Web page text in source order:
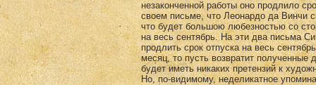
незаконченной работы оно продлило
своем письме, что Леонардо да Винчи
что будет большою любезностью со
на весь сентябрь. На эти два письма
продлить срок отпуска на весь
месяц, то пусть возвратит полученные
будет иметь никаких претензий к
Но, по-видимому, неделикатное упоминание о взятых авансом деньгах, с несправедливым пренебрежением к исполненному картону и неоконченной картине, которая признана «почти не начатою», возмутили аристократическую гордость Леонардо да Винчи. Он не возвращается во Флоренцию и по истечении сентября. Тогда заступник его, вице-канцлер Гоффредо Карди, получает письмо от самого гонфалоньера республики Содерини - письмо короткое и полное оскорбительных выражений по адресу неаккуратного художника: Леонардо да Винчи «ведет себя по отношению к республике неподобающим образом», «он взял большую сумму денег и дал за нее только маленькое начало большой картины», и вообще он «повел себя, как изменник». Содерини полагает, что следовало бы покончить с вопросом о продлении отпуска, потому что Леонардо да Винчи взял на себя ответственное дело, и флорентийское правительство не желает понести ущерба от его неаккуратности. Надо, однако, думать, что поездка Леонардо да Винчи во Флоренцию состоялась не раньше декабря 1506 года и сопровождалась новым письмом к Синьории от маршала Шомона. Покровитель и друг художника, он является теперь его красноречивым адвокатом перед раздраженными флорентийскими властями. Несмотря на спокойный стиль письма, оно звучит, как упрек по адресу нетерпеливых представителей республики, готовых даже бросить хулу в славное имя великого художника. Еще не зная лично Леонардо да Винчи, Шомон уже любил его за его превосходные произведения, а теперь, лицом к лицу с его различными достоинствами, приходится сказать, что «его слава, как живописца», меркнет в его глазах «перед его великими качествами, как человека». Заказы, сделанные Леонардо да Винчи французским правительством, исполнены им с таким совершенством, что вызывают глубокое удивление. Теперь, когда Леонардо да Винчи возвращается на родину, он, Шомон, считает делом совести принести флорентийской Синьории свою благодарность за продление его отпуска. Письмо кончается тонкими дипломатическими любезностями, сквозь которые просвечивает явное желание, чтобы художнику было воздано по заслугам, ибо все, сделанное в этом направлении, встретит полное сочувствие у представителей французской короны.Легко понять, что, явившись во Флоренцию под защитительным покровом сильной иностранной державы, в качестве человека, почти перешедшего в подданство другой страны, Леонардо да Винчи не мог не возбудить во флорентийском обществе глухого, хотя и сдержанного негодования. Его охранял авторитет враждебного государства, и как любимец французского владыки он делался неприкосновенным для маленькой и слабой в военном отношении республики. Вазари рассказывает, что, собрав необходимые деньги, Леонардо да Винчи предлагал Содерини условленную неустойку, но Содерини, вопреки договору и предшествующим требованиям Синьории, отклонил это предложение художника. Есть биографы, которые указывают на этот поступок Содерини, как на проявление утонченного такта с его стороны, но нетрудно понять, что поступить иначе флорентийская Синьория не могла бы и решиться. Принять от Леонардо да Винчи деньги по договору о неустойке - значило не только резко осудить и оштрафовать его за неаккуратность, но и не оказать ему почета за великие артистические заслуги перед всей Италией, о чем ходатайствовал маршал Шомон. В эту минуту он уже не пользовался во Флоренции никакою популярностью, но, может быть, внушал некоторые опасения, потому что за его спиною чувствовалась большая посторонняя сила. Эта догадка подтверждается еще двумя документами, относящимися к той же эпохе. В средних числах января 1507 г. посол флорентийской республики при французском короле, Франческо Пандольфини, отправил письмо Синьории нижеследующего содержания. Он имел беседу с благочестивейшим королем, который заметил ему: необходимо, чтобы Синьория согласилась оказать ему услугу, ибо он имеет надобность в Леонардо да Винчи, ее художнике, который находится в настоящее время в Милане. Он хотел бы, чтобы Синьория написала Леонардо да Винчи по этому поводу, с предложением не уезжать из Милана до прибытия туда его, Людовика XII. Леонардо да Винчи - прекрасный художник, и французский король надеется приобрести некоторые произведения его руки. Может быть, ему будет заказано сделать портрет самого короля. Людовик XII тут же поручает